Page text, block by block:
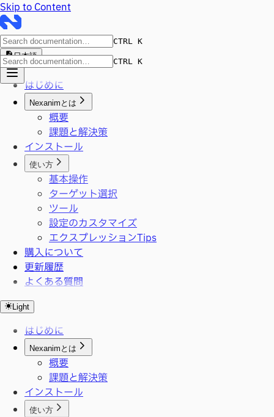
Skip to Content
CTRL K
日本語
CTRL K
はじめに
Nexanimとは
概要
課題と解決策
インストール
使い方
基本操作
ターゲット選択
ツール
設定のカスタマイズ
エクスプレッションTips
購入について
更新履歴
よくある質問
Light
はじめに
Nexanimとは
概要
課題と解決策
インストール
使い方